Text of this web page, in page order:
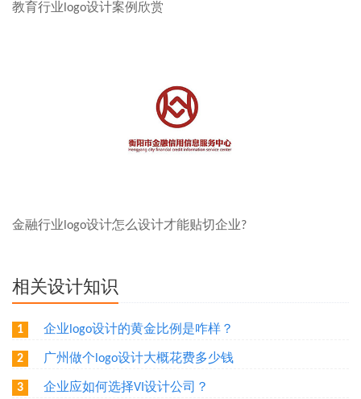
教育行业logo设计案例欣赏
金融行业logo设计怎么设计才能贴切企业?
相关设计知识
1 企业logo设计的黄金比例是咋样？
2 广州做个logo设计大概花费多少钱
3 企业应如何选择VI设计公司？